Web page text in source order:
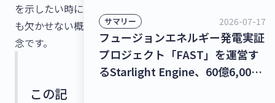
を示したい時に
も欠かせない概
念です。
この記
サマリー 2026-07-17
フュージョンエネルギー発電実証
プロジェクト「FAST」を運営す
るStarlight Engine、60億6,000